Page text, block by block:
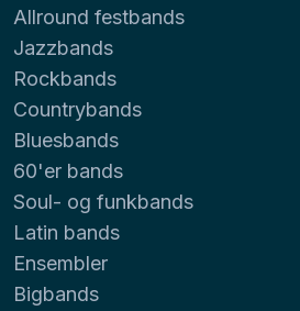
Allround festbands
Jazzbands
Rockbands
Countrybands
Bluesbands
60'er bands
Soul- og funkbands
Latin bands
Ensembler
Bigbands